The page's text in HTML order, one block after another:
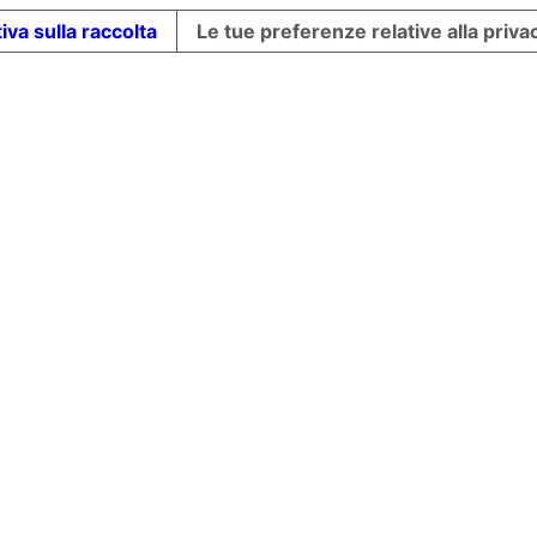
sulla raccolta Le tue preferenze relative alla